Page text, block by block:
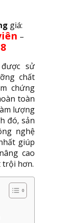
giá:
–
sử
chất
chứng
toàn
lượng
đó, sản
nghệ
giúp
cao
trội hơn.